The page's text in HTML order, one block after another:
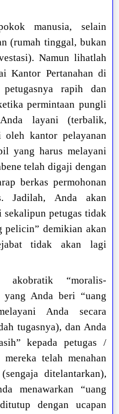
manusia, selain
(rumah tinggal, bukan
Namun lihatlah
Kantor Pertanahan di
rapih dan
permintaan pungli
layani (terbalik,
oleh kantor pelayanan
yang harus melayani
telah digaji dengan
berkas permohonan
Jadilah, Anda akan
petugas tidak
pelicin” demikian akan
tidak akan lagi
“moralis-
yang Anda beri “uang
Anda secara
tugasnya), dan Anda
kepada petugas /
mereka telah menahan
ditelantarkan),
menawarkan “uang
dengan ucapan